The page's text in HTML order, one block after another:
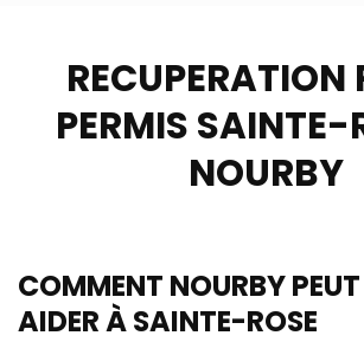
RECUPERATION
PERMIS SAINTE-
NOURBY
COMMENT NOURBY
AIDER À SAINTE-ROSE